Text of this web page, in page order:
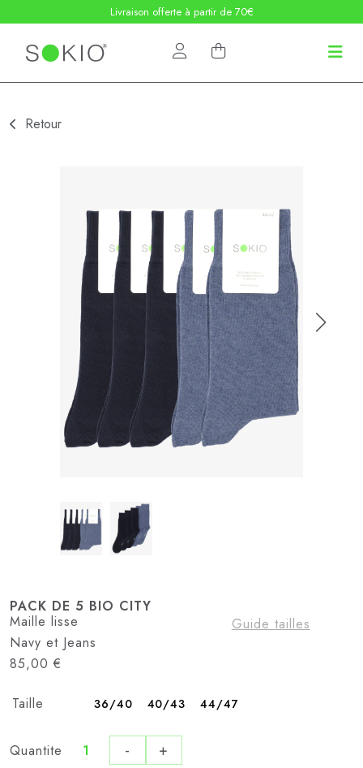
Livraison offerte à partir de 70€
Retour
Navy et Jeans
PACK DE 5 BIO CITY
Maille lisse
85,00 €
Taille 36/40 40/43 44/47
Guide tailles
Quantite quantité
- +